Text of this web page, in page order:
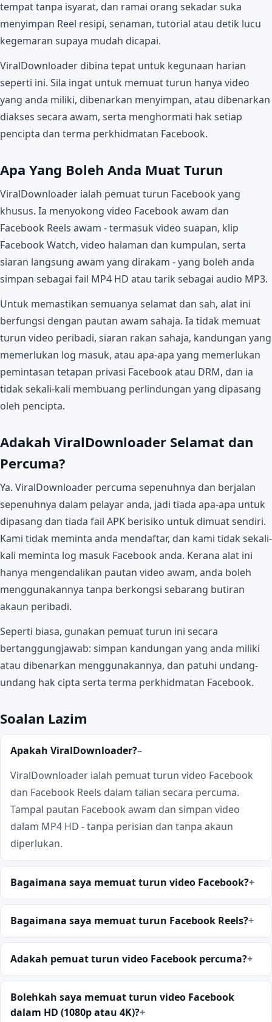
tempat tanpa isyarat, dan ramai orang sekadar suka
menyimpan Reel resipi, senaman, tutorial atau detik lucu
kegemaran supaya mudah dicapai.
ViralDownloader dibina tepat untuk kegunaan harian
seperti ini. Sila ingat untuk memuat turun hanya video
yang anda miliki, dibenarkan menyimpan, atau dibenarkan
diakses secara awam, serta menghormati hak setiap
pencipta dan terma perkhidmatan Facebook.
Apa Yang Boleh Anda Muat Turun
ViralDownloader ialah pemuat turun Facebook yang
khusus. Ia menyokong video Facebook awam dan
Facebook Reels awam - termasuk video suapan, klip
Facebook Watch, video halaman dan kumpulan, serta
siaran langsung awam yang dirakam - yang boleh anda
simpan sebagai fail MP4 HD atau tarik sebagai audio MP3.
Untuk memastikan semuanya selamat dan sah, alat ini
berfungsi dengan pautan awam sahaja. Ia tidak memuat
turun video peribadi, siaran rakan sahaja, kandungan yang
memerlukan log masuk, atau apa-apa yang memerlukan
pemintasan tetapan privasi Facebook atau DRM, dan ia
tidak sekali-kali membuang perlindungan yang dipasang
oleh pencipta.
Adakah ViralDownloader Selamat dan
Percuma?
Ya. ViralDownloader percuma sepenuhnya dan berjalan
sepenuhnya dalam pelayar anda, jadi tiada apa-apa untuk
dipasang dan tiada fail APK berisiko untuk dimuat sendiri.
Kami tidak meminta anda mendaftar, dan kami tidak sekali-
kali meminta log masuk Facebook anda. Kerana alat ini
hanya mengendalikan pautan video awam, anda boleh
menggunakannya tanpa berkongsi sebarang butiran
akaun peribadi.
Seperti biasa, gunakan pemuat turun ini secara
bertanggungjawab: simpan kandungan yang anda miliki
atau dibenarkan menggunakannya, dan patuhi undang-
undang hak cipta serta terma perkhidmatan Facebook.
Soalan Lazim
Apakah ViralDownloader?
ViralDownloader ialah pemuat turun video Facebook
dan Facebook Reels dalam talian secara percuma.
Tampal pautan Facebook awam dan simpan video
dalam MP4 HD - tanpa perisian dan tanpa akaun
diperlukan.
Bagaimana saya memuat turun video Facebook?
Bagaimana saya memuat turun Facebook Reels?
Adakah pemuat turun video Facebook percuma?
Bolehkah saya memuat turun video Facebook
dalam HD (1080p atau 4K)?